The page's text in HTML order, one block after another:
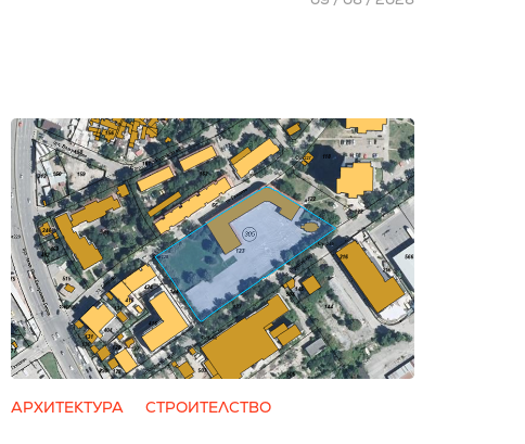
АРХИТЕКТУРА СТРОИТЕЛСТВО